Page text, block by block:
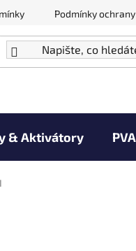
Podmínky
& Aktivátory
akční ceny